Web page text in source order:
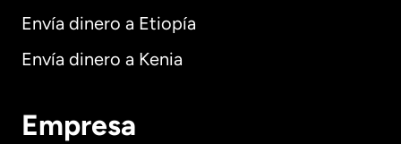
Envía dinero a Etiopía
Envía dinero a Kenia
Empresa